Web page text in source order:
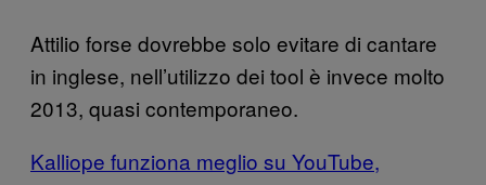
Attilio forse dovrebbe solo evitare di cantare
in inglese, nell’utilizzo dei tool è invece molto
2013, quasi contemporaneo.
Kalliope funziona meglio su YouTube,